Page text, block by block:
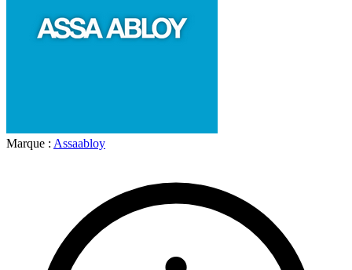
Marque : Assaabloy